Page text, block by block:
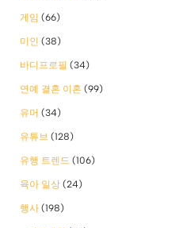
게임 (66)
미인 (38)
바디프로필 (34)
연예 결혼 이혼 (99)
유머 (34)
유튜브 (128)
유행 트렌드 (106)
육아 일상 (24)
행사 (198)